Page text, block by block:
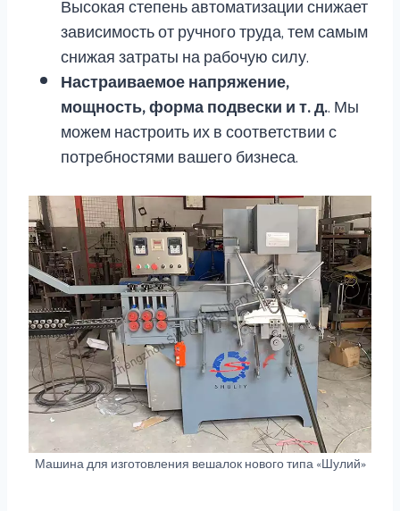
Высокая степень автоматизации снижает
зависимость от ручного труда, тем самым
снижая затраты на рабочую силу.
Настраиваемое напряжение,
мощность, форма подвески и т. д.. Мы
можем настроить их в соответствии с
потребностями вашего бизнеса.
Машина для изготовления вешалок нового типа «Шулий»